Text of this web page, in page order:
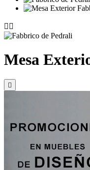
 
Mesa
